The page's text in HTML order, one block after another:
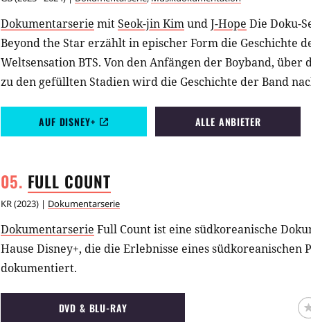
Dokumentarserie mitSeok-jin KimundJ-Hope Die Doku-
Beyond the Star erzählt in epischer Form die Geschichte
Weltsensation BTS. Von den Anfängen der Boyband,
zu den gefüllten Stadien wird die Geschichte der Band
AUF DISNEY+ ALLE ANBIETER
FULL COUNT
KR(2023) | Dokumentarserie
Dokumentarserie Full Count ist eine südkoreanische
Hause Disney+, die die Erlebnisse eines südkoreanischen
dokumentiert.
DVD & BLU-RAY